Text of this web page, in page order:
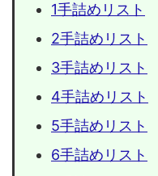
1手詰めリスト
2手詰めリスト
3手詰めリスト
4手詰めリスト
5手詰めリスト
6手詰めリスト